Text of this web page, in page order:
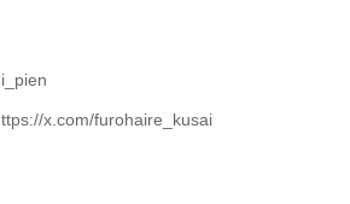
x.com/furohaire_kusai